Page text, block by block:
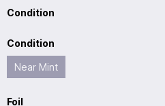
Condition
Condition
Near Mint
Foil